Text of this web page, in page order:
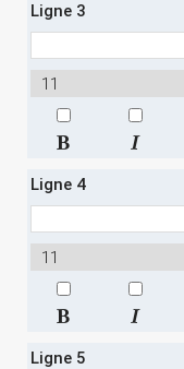
Ligne 3
Ligne 4
Ligne 5